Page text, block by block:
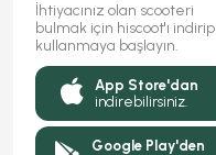
İhtiyacınız olan scooteri
bulmak için hiscoot'ı indirip
kullanmaya başlayın.
App Store'dan
indirebilirsiniz.
Google Play'den